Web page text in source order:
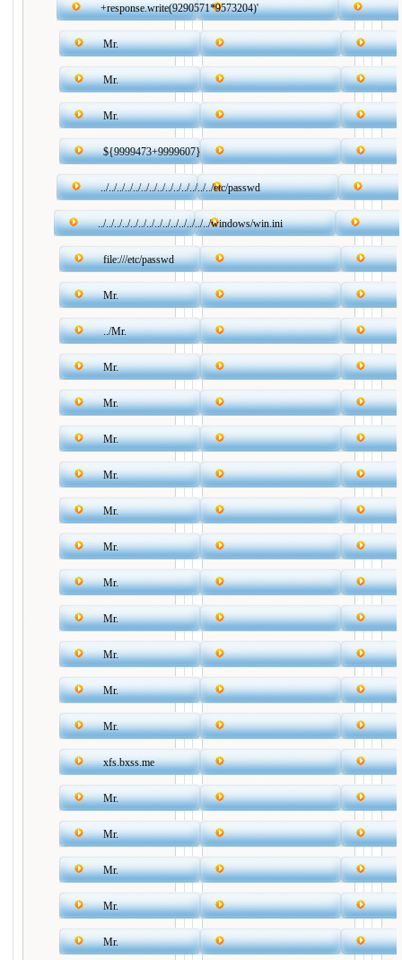
+response.write(9290571*9573204)'
Mr.
Mr.
Mr.
${9999473+9999607}
../../../../../../../../../../../../../../etc/passwd
../../../../../../../../../../../../../../windows/win.ini
file:///etc/passwd
Mr.
../Mr.
Mr.
Mr.
Mr.
Mr.
Mr.
Mr.
Mr.
Mr.
Mr.
Mr.
Mr.
xfs.bxss.me
Mr.
Mr.
Mr.
Mr.
Mr.